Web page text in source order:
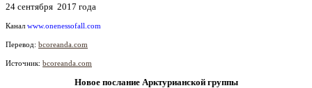
24 сентября 2017 года
Канал www.onenessofall.com
Перевод: bcoreanda.com
Источник: bcoreanda.com
Новое послание Арктурианской группы